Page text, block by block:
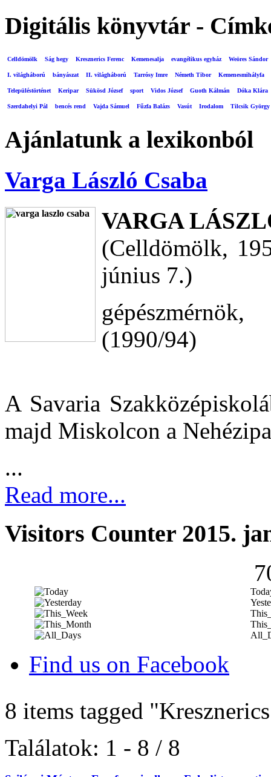
Digitális könyvtár -
Celldömölk Ság hegy Kresznerics Ferenc Kemenesalja evangélikus egyház Weöres Sándor
I. világháború bányászat II. világháború Tarrósy Imre Németh Tibor Kemenesmihályfa
Településtörténet Keripar Sükösd József sport Vidos József Guoth Kálmán Dóka Klára
Szerdahelyi Pál bencés rend Vajda Sámuel Fűzfa Balázs Vasút Irodalom Tilcsik György
Ajánlatunk a lexikonból
Varga László Csaba
VARGA
(Celldömölk,
június 7.)
(1990/94)
A Savaria
majd Miskolcon a
...
Read more...
Visitors Counter 2015.
Find us on Facebook
8 items tagged
Találatok: 1 - 8 / 8